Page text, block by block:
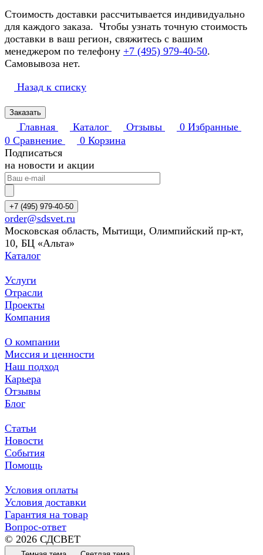
Стоимость доставки рассчитывается индивидуально
для каждого заказа. Чтобы узнать точную стоимость
доставки в ваш регион, свяжитесь с вашим
менеджером по телефону +7 (495) 979-40-50.
Самовывоза нет.
Назад к списку
Заказать
Главная Каталог Отзывы 0 Избранные
0 Сравнение 0 Корзина
Подписаться
на новости и акции
+7 (495) 979-40-50
order@sdsvet.ru
Московская область, Мытищи, Олимпийский пр-кт,
10, БЦ «Альта»
Каталог
Услуги
Отрасли
Проекты
Компания
О компании
Миссия и ценности
Наш подход
Карьера
Отзывы
Блог
Статьи
Новости
События
Помощь
Условия оплаты
Условия доставки
Гарантия на товар
Вопрос-ответ
© 2026 СДСВЕТ